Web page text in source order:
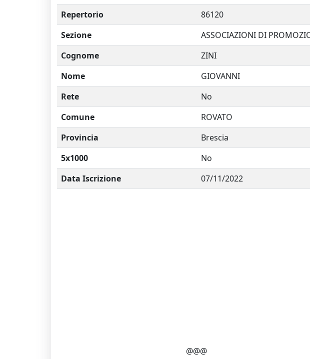
Repertorio
86120
Sezione
ASSOCIAZIONI DI
Cognome
ZINI
Nome
GIOVANNI
Rete
No
Comune
ROVATO
Provincia
Brescia
5x1000
No
Data Iscrizione
07/11/2022
@@@